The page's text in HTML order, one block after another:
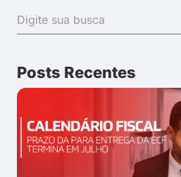
Posts Recentes